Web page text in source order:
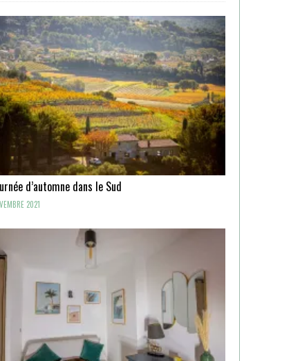
d’automne dans le Sud
2021